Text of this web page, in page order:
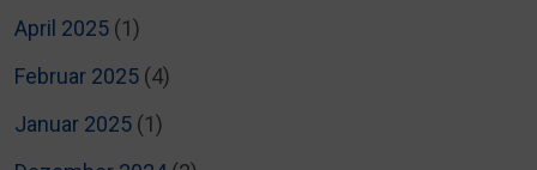
April 2025 (1)
Februar 2025 (4)
Januar 2025 (1)